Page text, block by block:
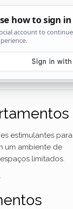
estimulantes
um ambiente de
limitados.